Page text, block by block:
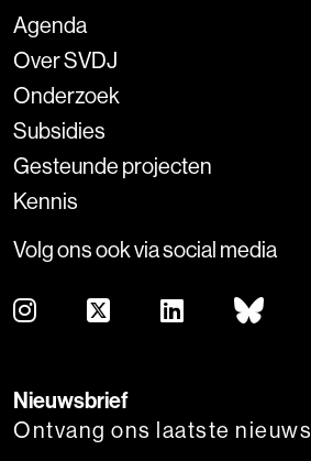
Agenda
Over SVDJ
Onderzoek
Subsidies
Gesteunde projecten
Kennis
Volg ons ook via social media
Nieuwsbrief
Ontvang ons laatste nieuws